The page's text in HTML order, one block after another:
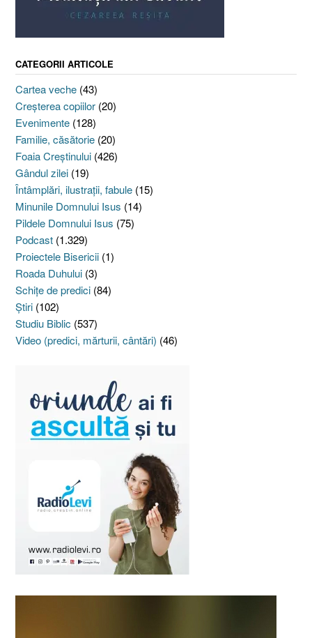
CATEGORII ARTICOLE
Cartea veche (43)
Creşterea copiilor (20)
Evenimente (128)
Familie, căsătorie (20)
Foaia Creştinului (426)
Gândul zilei (19)
Întâmplări, ilustraţii, fabule (15)
Minunile Domnului Isus (14)
Pildele Domnului Isus (75)
Podcast (1.329)
Proiectele Bisericii (1)
Roada Duhului (3)
Schiţe de predici (84)
Ştiri (102)
Studiu Biblic (537)
Video (predici, mărturii, cântări) (46)